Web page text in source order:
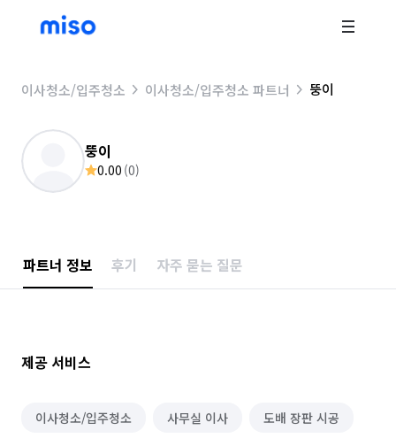
이사청소/입주청소 이사청소/입주청소 파트너 뚱이
뚱이
0.00 (0)
파트너 정보 후기 자주 묻는 질문
제공 서비스
이사청소/입주청소 사무실 이사 도배 장판 시공